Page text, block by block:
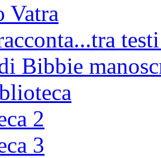
Vatra
Bibbie
2
3